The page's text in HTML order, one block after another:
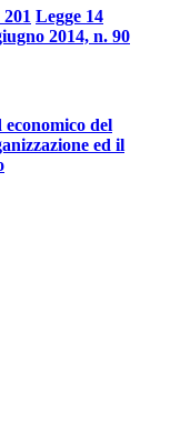
Legge 14
2014, n. 90
del
ed il